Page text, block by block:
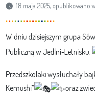
18 maja 2025, opublikowano
W dniu dzisiejszym grupa
Publiczną w Jedlni-Letnisku.
Przedszkolaki wysłuchały
Kemushi”
oraz